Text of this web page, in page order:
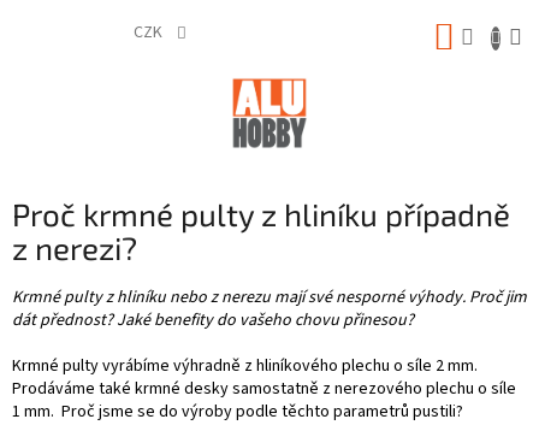
CZK
Proč krmné pulty z hliníku případně
z nerezi?
Krmné pulty z hliníku nebo z nerezu mají své nesporné výhody. Proč jim
dát přednost? Jaké benefity do vašeho chovu přinesou?
Krmné pulty vyrábíme výhradně z hliníkového plechu o síle 2 mm.
Prodáváme také krmné desky samostatně z nerezového plechu o síle
1 mm. Proč jsme se do výroby podle těchto parametrů pustili?